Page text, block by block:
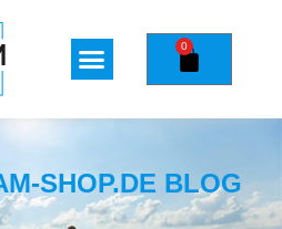
0
SHOP.DE BLOG